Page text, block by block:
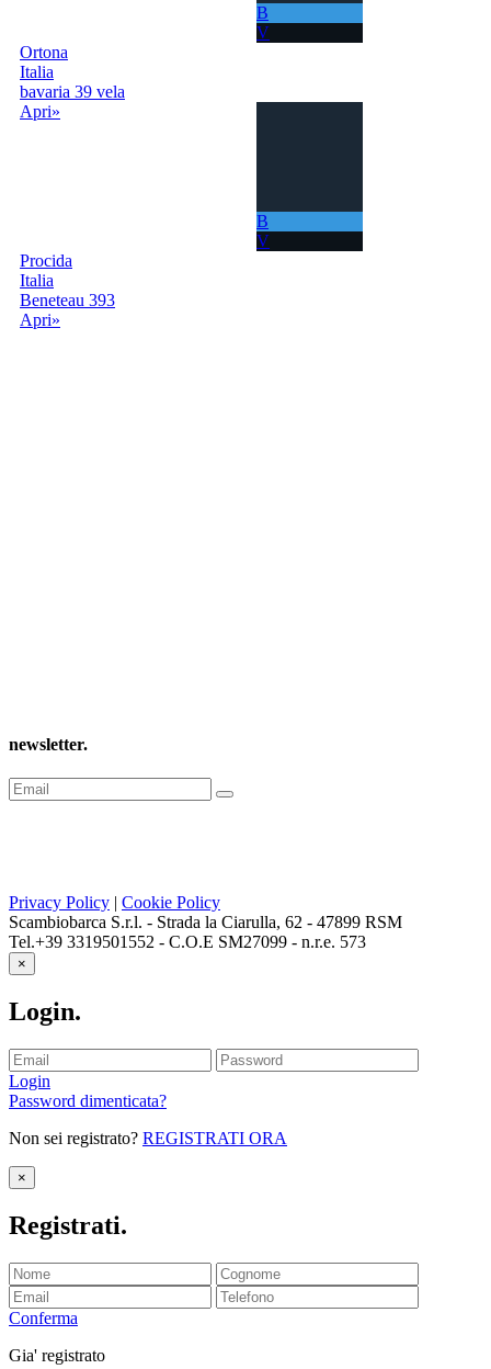
B
V
Ortona
Italia
bavaria 39 vela
Apri»
B
V
Procida
Italia
Beneteau 393
Apri»
newsletter.
Privacy Policy | Cookie Policy
Scambiobarca S.r.l. - Strada la Ciarulla, 62 - 47899 RSM
Tel.+39 3319501552 - C.O.E SM27099 - n.r.e. 573
×
Login.
Login
Password dimenticata?
Non sei registrato? REGISTRATI ORA
×
Registrati.
Conferma
Gia' registrato